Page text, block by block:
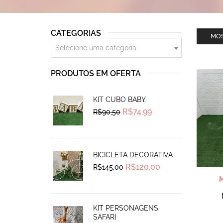
CATEGORIAS
Selecione uma categoria
PRODUTOS EM OFERTA
KIT CUBO BABY
R$90,50 Original
price
R$74,99Current
BICICLETA DECORATIVA
R$145,00 Original
price
R$120,00
KIT PERSONAGENS
SAFARI